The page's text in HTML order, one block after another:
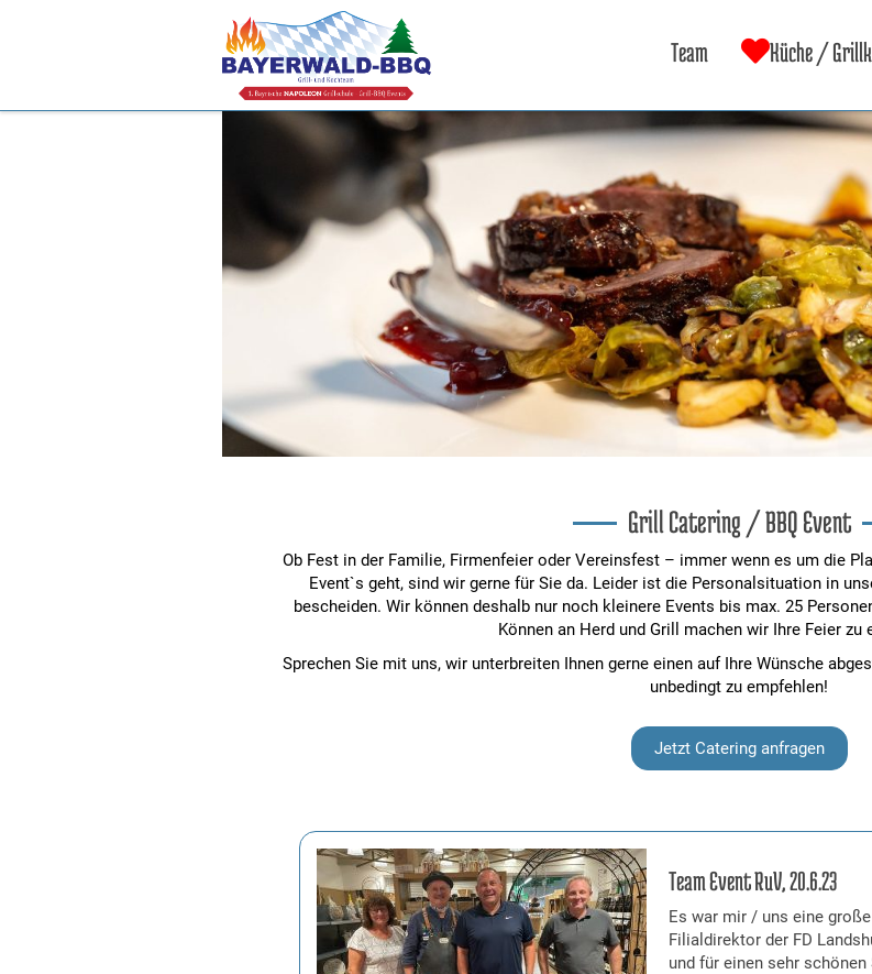
Team Küche /
Grill Catering / BBQ Event
Ob Fest in der Familie, Firmenfeier oder Vereinsfest – immer wenn es um die
Event`s geht, sind wir gerne für Sie da. Leider ist die Personalsituation in
bescheiden. Wir können deshalb nur noch kleinere Events bis max. 25
Können an Herd und Grill machen wir Ihre Feier zu
Sprechen Sie mit uns, wir unterbreiten Ihnen gerne einen auf Ihre Wünsche
unbedingt zu empfehlen!
Jetzt Catering anfragen
Team Event RuV, 20.6.23
Es war mir / uns eine
Filialdirektor der FD
und für einen sehr